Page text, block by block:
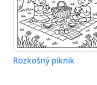
Rozkošný piknik